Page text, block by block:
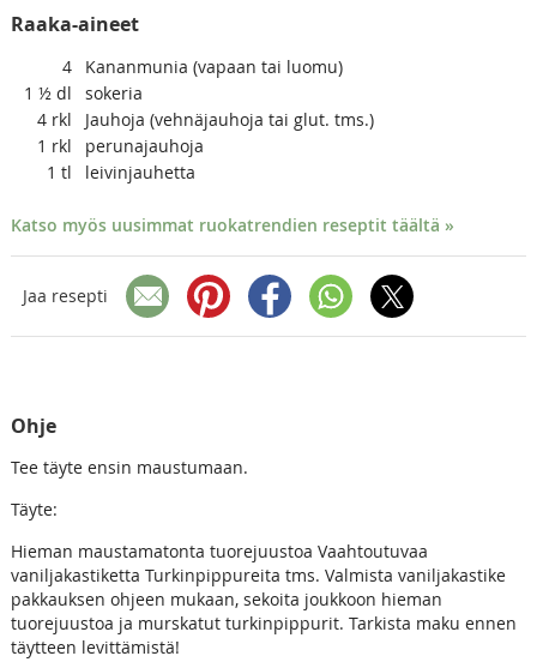
Raaka-aineet
4
Kananmunia (vapaan tai luomu)
1 ½ dl
sokeria
4 rkl
Jauhoja (vehnäjauhoja tai glut. tms.)
1 rkl
perunajauhoja
1 tl leivinjauhetta
Katso myös uusimmat ruokatrendien reseptit täältä »
Jaa resepti
Ohje
Tee täyte ensin maustumaan.
Täyte:
Hieman maustamatonta tuorejuustoa Vaahtoutuvaa
vaniljakastiketta Turkinpippureita tms. Valmista vaniljakastike
pakkauksen ohjeen mukaan, sekoita joukkoon hieman
tuorejuustoa ja murskatut turkinpippurit. Tarkista maku ennen
täytteen levittämistä!